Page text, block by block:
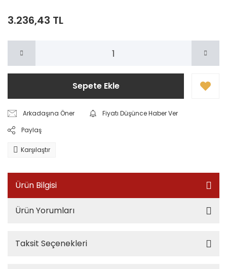
3.236,43 TL
Sepete Ekle
Arkadaşına Öner
Fiyatı Düşünce Haber Ver
Paylaş
Karşılaştır
Ürün Bilgisi
Ürün Yorumları
Taksit Seçenekleri